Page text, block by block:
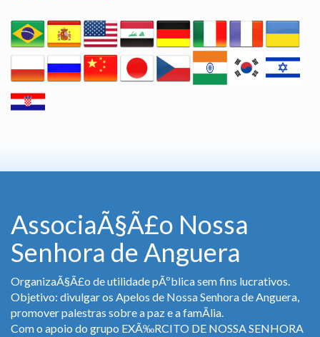
AssociaÃ§Ã£o Nossa
Senhora de Anguera
OrganizaÃ§Ã£o de utilidade pÃºblica sem fins lucrativos.
Objetivo: divulgar os Apelos de Nossa Senhora de Anguera,
promover palestras sobre a paz e a famÃ­lia.
Com o apoio do grupo EXÃ‰RCITO DE NOSSA SENHORA